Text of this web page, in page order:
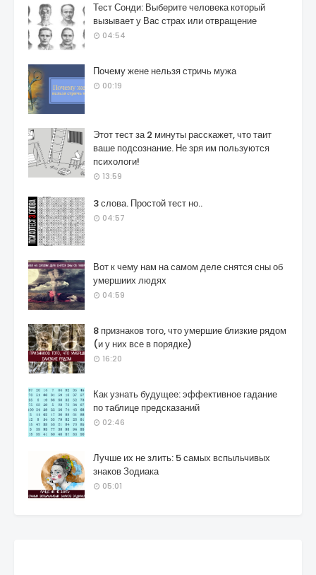
Тест Сонди: Выберите человека который
вызывает у Вас страх или отвращение
04:54
Почему жене нельзя стричь мужа
00:19
Этот тест за 2 минуты расскажет, что таит
ваше подсознание. Не зря им пользуются
психологи!
13:59
3 слова. Простой тест но..
04:57
Вот к чему нам на самом деле снятся сны об
умершиих людях
04:59
8 признаков того, что умершие близкие рядом
(и у них все в порядке)
16:20
Как узнать будущее: эффективное гадание
по таблице предсказаний
02:46
Лучше их не злить: 5 самых вспыльчивых
знаков Зодиака
05:01